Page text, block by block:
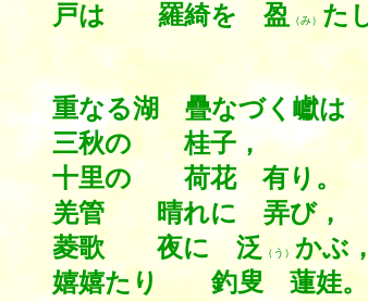
戸は 羅綺を 盈（み）た
重なる湖 疊なづく巘
三秋の 桂子，
十里の 荷花 有り。
羌管 晴れに 弄び，
菱歌 夜に 泛（う）かぶ
嬉嬉たり 釣叟 蓮娃。